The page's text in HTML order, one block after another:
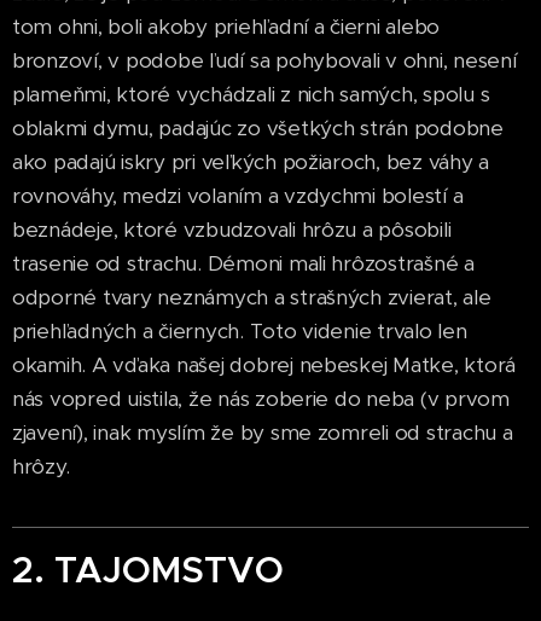
tom ohni, boli akoby priehľadní a čierni alebo
bronzoví, v podobe ľudí sa pohybovali v ohni, nesení
plameňmi, ktoré vychádzali z nich samých, spolu s
oblakmi dymu, padajúc zo všetkých strán podobne
ako padajú iskry pri veľkých požiaroch, bez váhy a
rovnováhy, medzi volaním a vzdychmi bolestí a
beznádeje, ktoré vzbudzovali hrôzu a pôsobili
trasenie od strachu. Démoni mali hrôzostrašné a
odporné tvary neznámych a strašných zvierat, ale
priehľadných a čiernych. Toto videnie trvalo len
okamih. A vďaka našej dobrej nebeskej Matke, ktorá
nás vopred uistila, že nás zoberie do neba (v prvom
zjavení), inak myslím že by sme zomreli od strachu a
hrôzy.
2. TAJOMSTVO